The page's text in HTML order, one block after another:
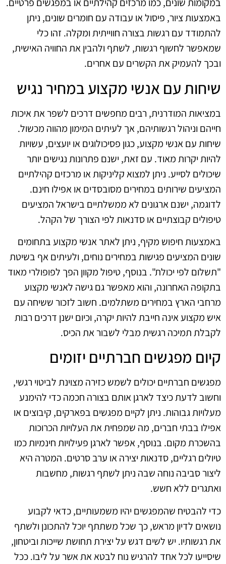
במקומות שונים, כמו מרכזים קהילתיים או במפגשים פרטיים.
באמצעות ציור, פיסול או עבודה עם חומרים שונים, ניתן
להתמודד עם רגשות בצורה חווייתית ומקלה. זהו כלי
שמאפשר לחשוף רגשות, לשתף ולהבין את החוויה האישית,
ובכך להעמיק את הקשרים עם אחרים.
שיחות עם אנשי מקצוע במחיר נגיש
במציאות המודרנית, רבים מחפשים דרכים לשפר את איכות
חייהם וניהול רגשותיהם, אך לעיתים המימון מהווה מכשול.
שיחות עם אנשי מקצוע, כגון פסיכולוגים או יועצים, עשויות
להיות יקרות מאוד. עם זאת, ישנם פתרונות נגישים יותר
שיכולים לסייע. ניתן למצוא קליניקות או מרכזים קהילתיים
המציעים שירותים במחירים מסובסדים או אפילו חינם.
לדוגמה, ישנם ארגונים לא ממשלתיים בישראל המציעים
טיפולים קבוצתיים או סדנאות לפי הצורך של הקהל.
באמצעות חיפוש מקיף, ניתן לאתר אנשי מקצוע בתחומים
שונים המציעים פגישות במחירים נוחים, ולעיתים אף בשיטת
"תשלום לפי יכולת". בנוסף, טיפול מקוון הפך לפופולרי מאוד
בתקופה האחרונה, והוא מאפשר גם גישה לאנשי מקצוע
מרחבי הארץ במחירים משתלמים. חשוב לזכור ששיחה עם
איש מקצוע אינה חייבת להיות יקרה, וכיום ישנן דרכים רבות
לקבלת תמיכה רגשית מבלי לשבור את הכיס.
קיום מפגשים חברתיים יזומים
מפגשים חברתיים יכולים לשמש כזירה מצוינת לביטוי רגשי,
וחשוב לדעת כיצד לארגן אותם בצורה חכמה כדי להימנע
מעלויות גבוהות. ניתן לקיים מפגשים בפארקים, קיבוצים או
אפילו בבתי חברים, מה שמפחית את העלויות הכרוכות
בהשכרת מקום. בנוסף, אפשר לארגן פעילויות חינמיות כמו
טיולים רגליים, סדנאות יצירה או ערב סרטים. המטרה היא
ליצור סביבה נוחה שבה ניתן לשתף רגשות, מחשבות
ואתגרים ללא חשש.
כדי להבטיח שהמפגשים יהיו משמעותיים, כדאי לקבוע
נושאים לדיון מראש, כך שכל משתתף יוכל להתכונן ולשתף
את רגשותיו. יש לשים דגש על יצירת תחושת שייכות וביטחון,
שיסייעו לכל אחד להרגיש נוח לבטא את אשר על ליבו. ככל